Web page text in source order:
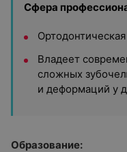
Сфера
Владеет
сложных
и деформаций у
Образование: